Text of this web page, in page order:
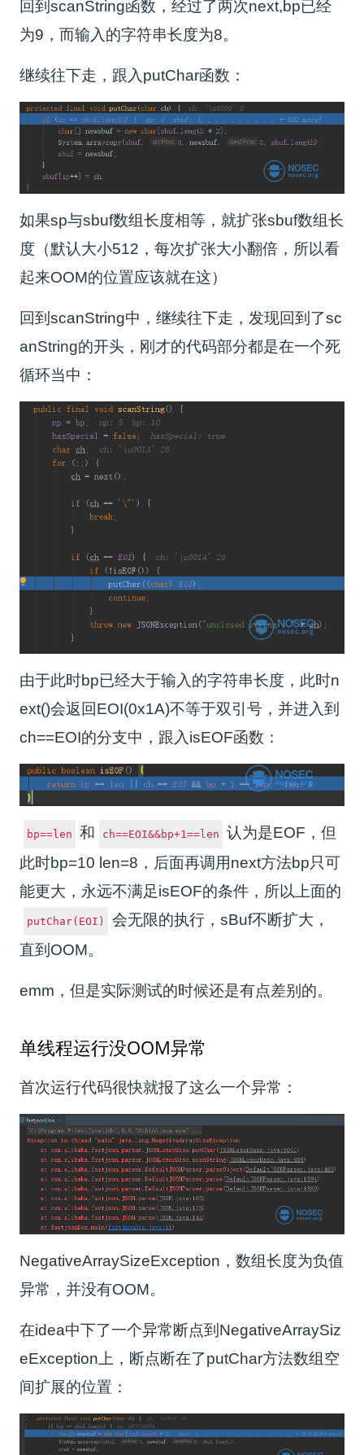
回到scanString函数，经过了两次next,bp已经
为9，而输入的字符串长度为8。
继续往下走，跟入putChar函数：
如果sp与sbuf数组长度相等，就扩张sbuf数组长
度（默认大小512，每次扩张大小翻倍，所以看
起来OOM的位置应该就在这）
回到scanString中，继续往下走，发现回到了sc
anString的开头，刚才的代码部分都是在一个死
循环当中：
由于此时bp已经大于输入的字符串长度，此时n
ext()会返回EOI(0x1A)不等于双引号，并进入到
ch==EOI的分支中，跟入isEOF函数：
bp==len 和 ch==EOI&&bp+1==len
认为是EOF，但
此时bp=10 len=8，后面再调用next方法bp只可
能更大，永远不满足isEOF的条件，所以上面的
putChar(EOI)
会无限的执行，sBuf不断扩大，
直到OOM。
emm，但是实际测试的时候还是有点差别的。
单线程运行没OOM异常
首次运行代码很快就报了这么一个异常：
NegativeArraySizeException，数组长度为负值
异常，并没有OOM。
在idea中下了一个异常断点到NegativeArraySiz
eException上，断点断在了putChar方法数组空
间扩展的位置：